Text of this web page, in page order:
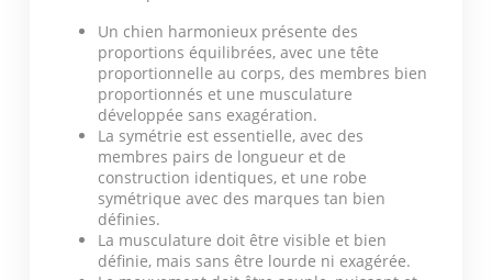
Un chien harmonieux présente des
proportions équilibrées, avec une tête
proportionnelle au corps, des membres bien
proportionnés et une musculature
développée sans exagération.
La symétrie est essentielle, avec des
membres pairs de longueur et de
construction identiques, et une robe
symétrique avec des marques tan bien
définies.
La musculature doit être visible et bien
définie, mais sans être lourde ni exagérée.